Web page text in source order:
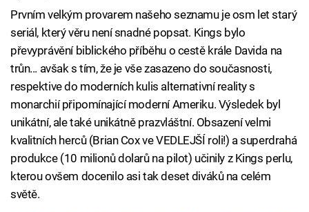
Prvním velkým provarem našeho seznamu je osm let starý
seriál, který věru není snadné popsat. Kings bylo
převyprávění biblického příběhu o cestě krále Davida na
trůn... avšak s tím, že je vše zasazeno do současnosti,
respektive do moderních kulis alternativní reality s
monarchií připomínající moderní Ameriku. Výsledek byl
unikátní, ale také unikátně prazvláštní. Obsazení velmi
kvalitních herců (Brian Cox ve VEDLEJŠÍ roli!) a superdrahá
produkce (10 milionů dolarů na pilot) učinily z Kings perlu,
kterou ovšem docenilo asi tak deset diváků na celém
světě.